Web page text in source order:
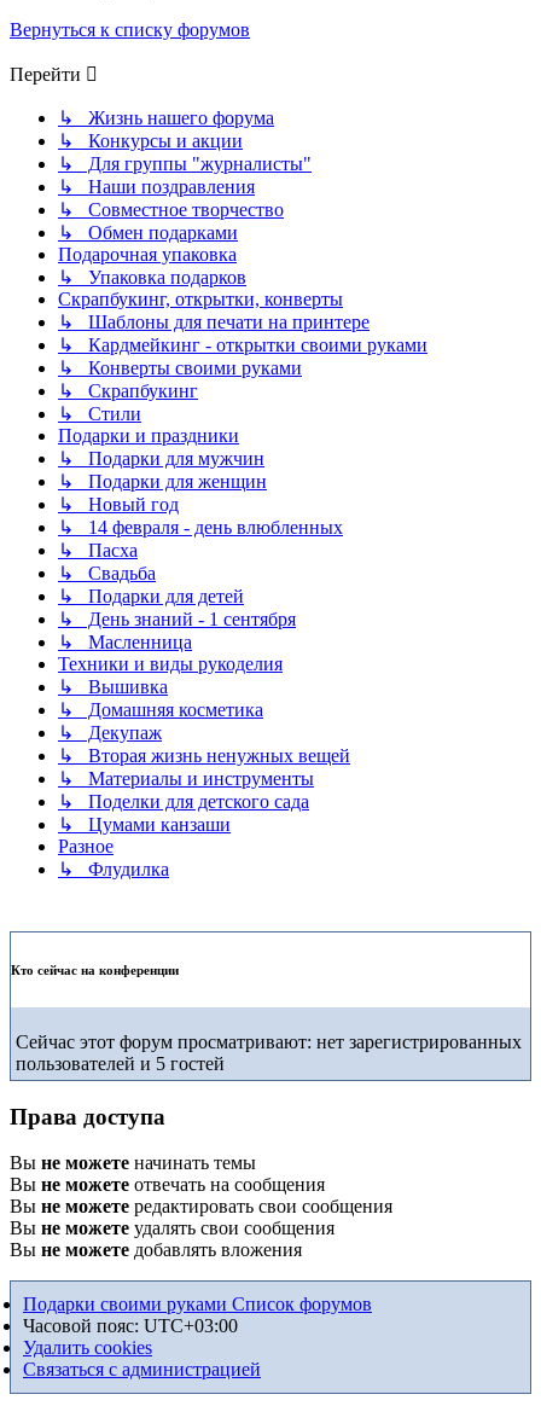
Вернуться к списку форумов
Перейти
↳ Жизнь нашего форума
↳ Конкурсы и акции
↳ Для группы "журналисты"
↳ Наши поздравления
↳ Совместное творчество
↳ Обмен подарками
Подарочная упаковка
↳ Упаковка подарков
Скрапбукинг, открытки, конверты
↳ Шаблоны для печати на принтере
↳ Кардмейкинг - открытки своими руками
↳ Конверты своими руками
↳ Скрапбукинг
↳ Стили
Подарки и праздники
↳ Подарки для мужчин
↳ Подарки для женщин
↳ Новый год
↳ 14 февраля - день влюбленных
↳ Пасха
↳ Свадьба
↳ Подарки для детей
↳ День знаний - 1 сентября
↳ Масленница
Техники и виды рукоделия
↳ Вышивка
↳ Домашняя косметика
↳ Декупаж
↳ Вторая жизнь ненужных вещей
↳ Материалы и инструменты
↳ Поделки для детского сада
↳ Цумами канзаши
Разное
↳ Флудилка
Кто сейчас на конференции
Сейчас этот форум просматривают: нет зарегистрированных
пользователей и 5 гостей
Права доступа
Вы не можете начинать темы
Вы не можете отвечать на сообщения
Вы не можете редактировать свои сообщения
Вы не можете удалять свои сообщения
Вы не можете добавлять вложения
Подарки своими руками Список форумов
Часовой пояс: UTC+03:00
Удалить cookies
Связаться с администрацией